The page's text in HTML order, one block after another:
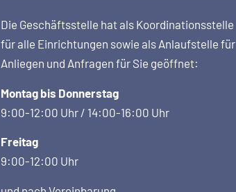
Die Geschäftsstelle hat als Koordi­nations­stelle
für alle Einrichtungen sowie als Anlaufstelle für
Anliegen und Anfragen für Sie geöffnet:
Montag bis Donnerstag
9:00-12:00 Uhr / 14:00-16:00 Uhr
Freitag
9:00-12:00 Uhr